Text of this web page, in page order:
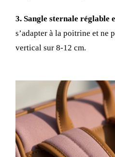
3. Sangle sternale réglable
s’adapter à la poitrine et ne
vertical sur 8-12 cm.